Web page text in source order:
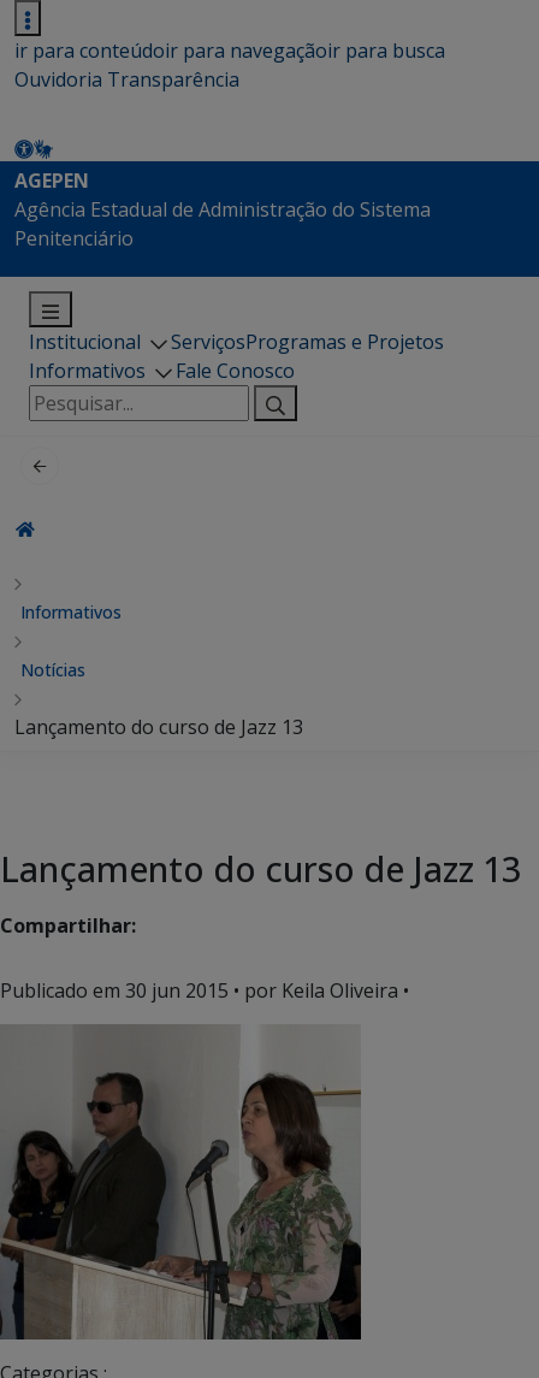
ir para conteúdoir para navegaçãoir para busca
Ouvidoria Transparência
AGEPEN
Agência Estadual de Administração do Sistema
Penitenciário
Institucional ServiçosProgramas e Projetos
Informativos
Fale Conosco
Pesquisar
por:
Informativos
Notícias
Lançamento do curso de Jazz 13
Lançamento do curso de Jazz 13
Compartilhar:
Publicado em 30 jun 2015 • por Keila Oliveira •